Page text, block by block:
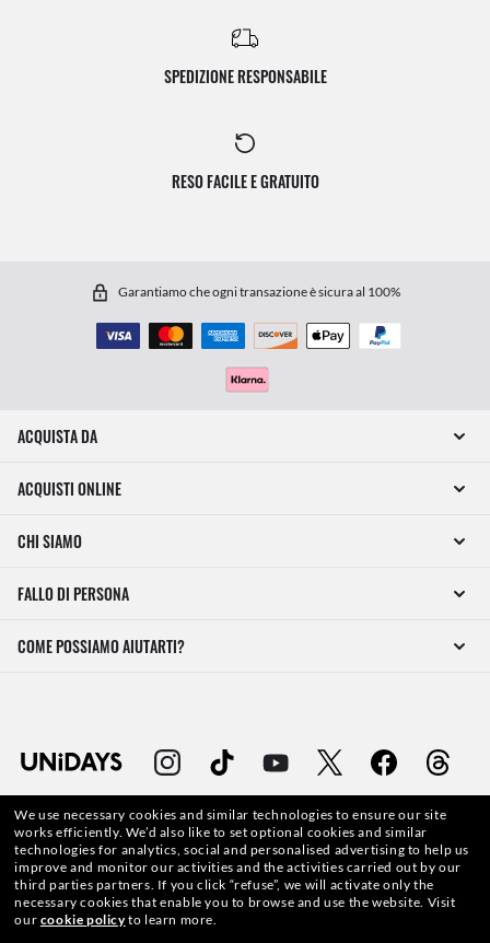
SPEDIZIONE RESPONSABILE
RESO FACILE E GRATUITO
Garantiamo che ogni transazione è sicura al 100%
ACQUISTA DA
ACQUISTI ONLINE
CHI SIAMO
FALLO DI PERSONA
COME POSSIAMO AIUTARTI?
WebID # 424 165 710
We use necessary cookies and similar technologies to ensure our site
works efficiently. We’d also like to set optional cookies and similar
technologies for analytics, social and personalised advertising to help us
improve and monitor our activities and the activities carried out by our
third parties partners. If you click “refuse”, we will activate only the
necessary cookies that enable you to browse and use the website. Visit
our cookie policyto learn more.